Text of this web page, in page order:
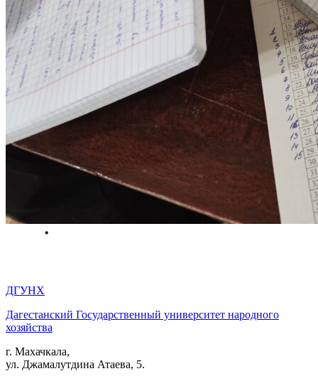
ДГУНХ
Дагестанский Государственный университет народного
хозяйства
г. Махачкала,
ул. Джамалутдина Атаева, 5.